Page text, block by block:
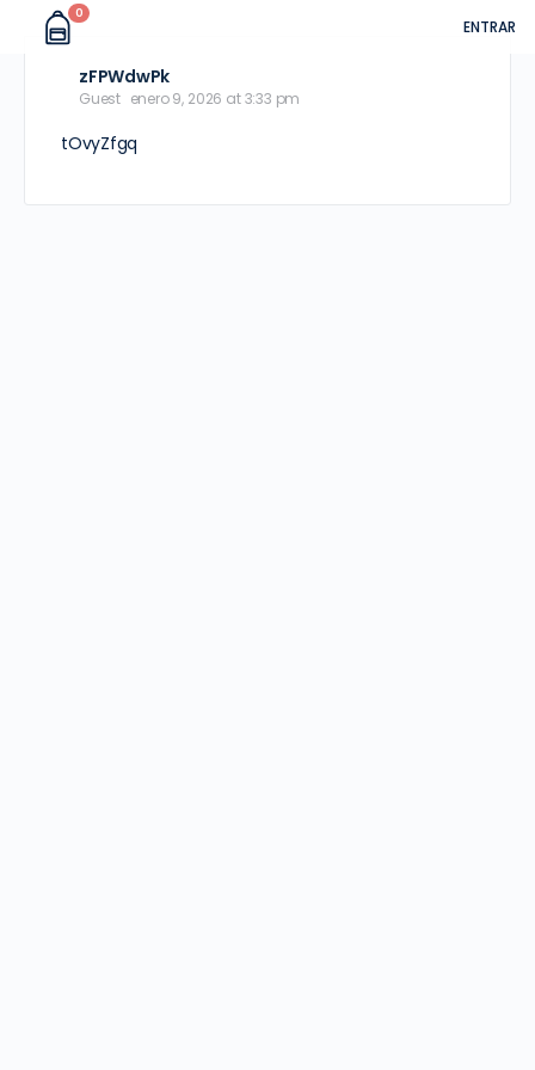
0
ENTRAR
zFPWdwPk
Guest enero 9, 2026 at 3:33 pm
tOvyZfgq